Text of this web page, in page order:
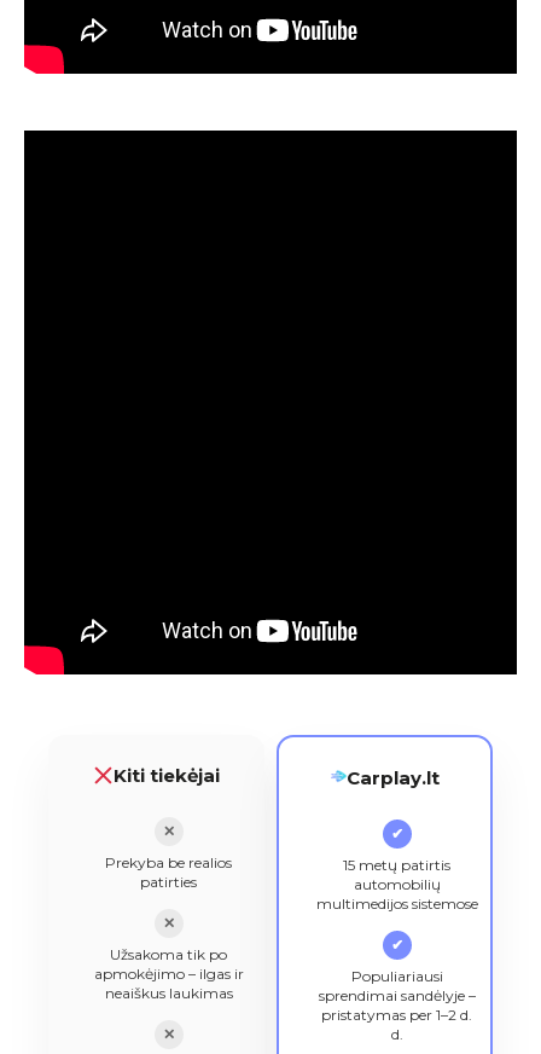
Kiti tiekėjai
✕
Prekyba be realios
patirties
✕
Užsakoma tik po
apmokėjimo – ilgas ir
neaiškus laukimas
✕
Carplay.lt
✔
15 metų patirtis
automobilių
multimedijos sistemose
✔
Populiariausi
sprendimai sandėlyje –
pristatymas per 1–2 d.
d.